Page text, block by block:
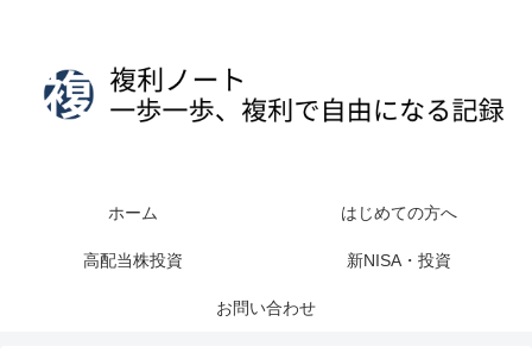
ホーム はじめての方へ
高配当株投資 新NISA・投資
お問い合わせ